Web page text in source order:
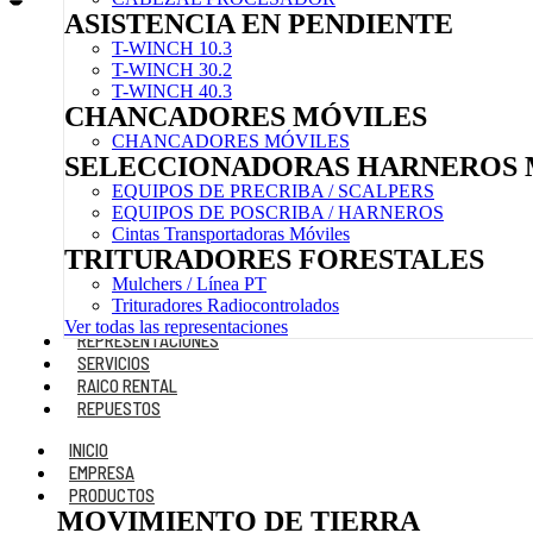
ASISTENCIA EN PENDIENTE
T-WINCH 10.3
T-WINCH 30.2
T-WINCH 40.3
CHANCADORES MÓVILES
CHANCADORES MÓVILES
SELECCIONADORAS HARNEROS
EQUIPOS DE PRECRIBA / SCALPERS
EQUIPOS DE POSCRIBA / HARNEROS
Cintas Transportadoras Móviles
TRITURADORES FORESTALES
Mulchers / Línea PT
Trituradores Radiocontrolados
Ver todas las representaciones
REPRESENTACIONES
SERVICIOS
RAICO RENTAL
REPUESTOS
INICIO
EMPRESA
PRODUCTOS
MOVIMIENTO DE TIERRA